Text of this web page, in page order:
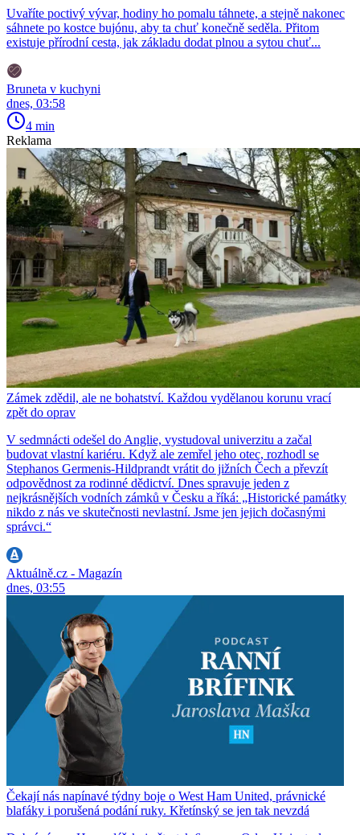
Uvaříte poctivý vývar, hodiny ho pomalu táhnete, a stejně nakonec
sáhnete po kostce bujónu, aby ta chuť konečně seděla. Přitom
existuje přírodní cesta, jak základu dodat plnou a sytou chuť...
Bruneta v kuchyni
dnes, 03:58
4 min
Reklama
Zámek zdědil, ale ne bohatství. Každou vydělanou korunu vrací
zpět do oprav
V sedmnácti odešel do Anglie, vystudoval univerzitu a začal
budovat vlastní kariéru. Když ale zemřel jeho otec, rozhodl se
Stephanos Germenis-Hildprandt vrátit do jižních Čech a převzít
odpovědnost za rodinné dědictví. Dnes spravuje jeden z
nejkrásnějších vodních zámků v Česku a říká: „Historické památky
nikdo z nás ve skutečnosti nevlastní. Jsme jen jejich dočasnými
správci.“
Aktuálně.cz - Magazín
dnes, 03:55
Čekají nás napínavé týdny boje o West Ham United, právnické
blafáky i porušená podání ruky. Křetínský se jen tak nevzdá